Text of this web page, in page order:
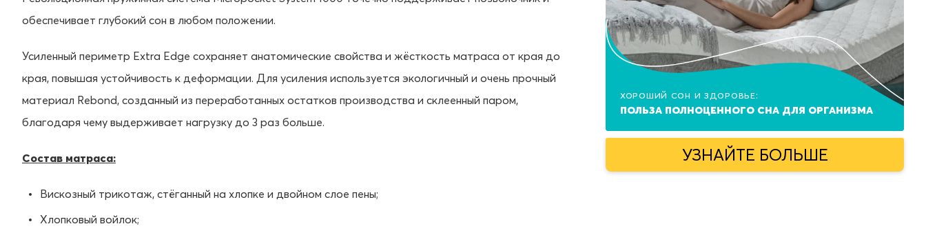
обеспечивает глубокий сон в любом положении.
Усиленный периметр Extra Edge сохраняет анатомические свойства и жёсткость матраса от края до
края, повышая устойчивость к деформации. Для усиления используется экологичный и очень прочный
материал Rebond, созданный из переработанных остатков производства и склеенный паром,
благодаря чему выдерживает нагрузку до 3 раз больше.
Состав матраса:
Вискозный трикотаж, стёганный на хлопке и двойном слое пены;
Хлопковый войлок;
Хороший сон и здоровье:
польза полноценного сна для организма
УЗНАЙТЕ БОЛЬШЕ